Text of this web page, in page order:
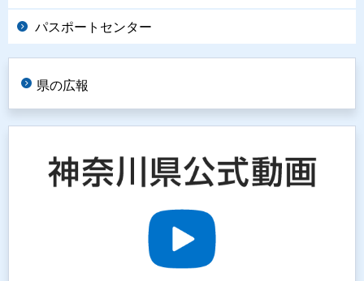
パスポートセンター
県の広報